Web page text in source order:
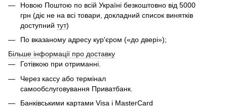
Новою Поштою по всій Україні безкоштовно від 5000
грн (діє не на всі товари, докладний список винятків
доступний тут)
По вказаному адресу кур'єром («до двері»);
Більше інформації про доставку
Готівкою при отриманні.
Через кассу або термінал
самообслуговування Приватбанк.
Банківськими картами Visa і MasterCard